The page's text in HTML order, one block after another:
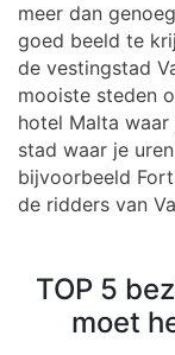
meer dan
goed beeld te
de vestingstad
mooiste steden
hotel Malta
stad waar je
bijvoorbeeld
de ridders van
TOP 5
moet